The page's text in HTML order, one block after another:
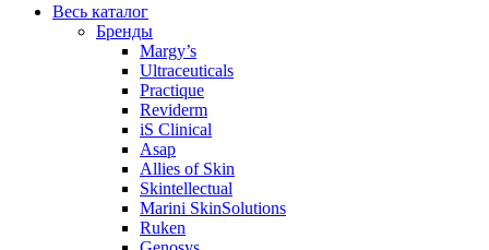
Весь каталог
Бренды
Margy’s
Ultraceuticals
Practique
Reviderm
iS Clinical
Asap
Allies of Skin
Skintellectual
Marini SkinSolutions
Ruken